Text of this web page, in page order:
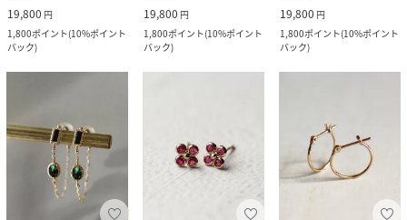
19,800 円
1,800ポイント(10%ポイント
バック)
19,800 円
1,800ポイント(10%ポイント
バック)
19,800 円
1,800ポイント(10%ポイント
バック)